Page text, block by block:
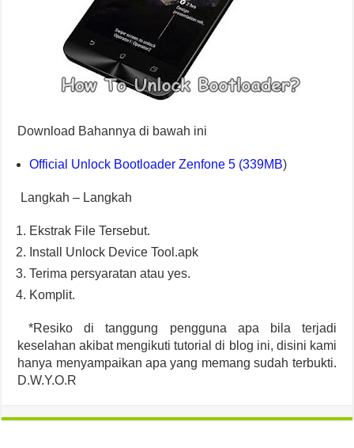
Download Bahannya di bawah ini
Official Unlock Bootloader Zenfone 5 (339MB)
Langkah – Langkah
Ekstrak File Tersebut.
Install Unlock Device Tool.apk
Terima persyaratan atau yes.
Komplit.
*Resiko di tanggung pengguna apa bila terjadi
keselahan akibat mengikuti tutorial di blog ini, disini kami
hanya menyampaikan apa yang memang sudah terbukti.
D.W.Y.O.R